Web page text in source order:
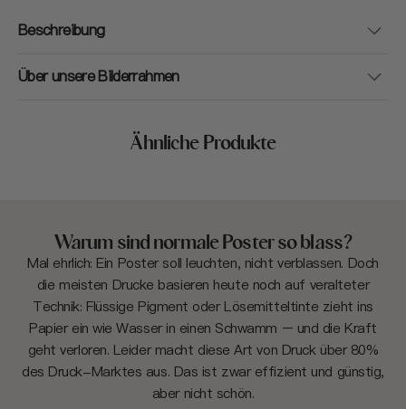
Beschreibung
Über unsere Bilderrahmen
Ähnliche Produkte
Warum sind normale Poster so blass?
Mal ehrlich: Ein Poster soll leuchten, nicht verblassen. Doch
die meisten Drucke basieren heute noch auf veralteter
Technik: Flüssige Pigment oder Lösemitteltinte zieht ins
Papier ein wie Wasser in einen Schwamm – und die Kraft
geht verloren. Leider macht diese Art von Druck über 80%
des Druck-Marktes aus. Das ist zwar effizient und günstig,
aber nicht schön.